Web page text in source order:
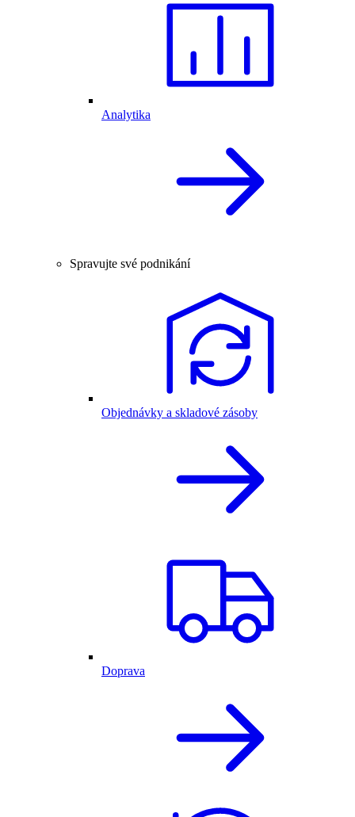
Analytika
Spravujte své podnikání
Objednávky a skladové zásoby
Doprava